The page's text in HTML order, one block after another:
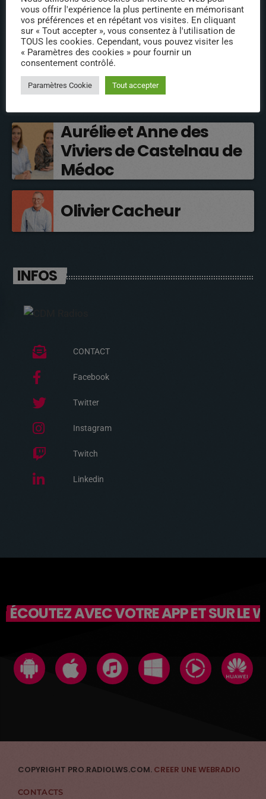
ÉPISODES DE PODCAST
INTERVENANTS
Nathalie Remaoun – La
Petite Fourmi Rouge
Aurélie et Anne des
Viviers de Castelnau de
Médoc
Olivier Cacheur
INFOS
CONTACT
Facebook
Twitter
Instagram
Twitch
Linkedin
ÉCOUTEZ AVEC VOTRE APP ET SUR LE
COPYRIGHT PRO.RADIOLWS.COM. CREER UNE WEBRADIO
CONTACTS
vous offrir l'expérience la plus pertinente en mémorisant
vos préférences et en répétant vos visites. En cliquant
sur « Tout accepter », vous consentez à l'utilisation de
TOUS les cookies. Cependant, vous pouvez visiter les
« Paramètres des cookies » pour fournir un
consentement contrôlé.
Paramètres Cookie Tout accepter